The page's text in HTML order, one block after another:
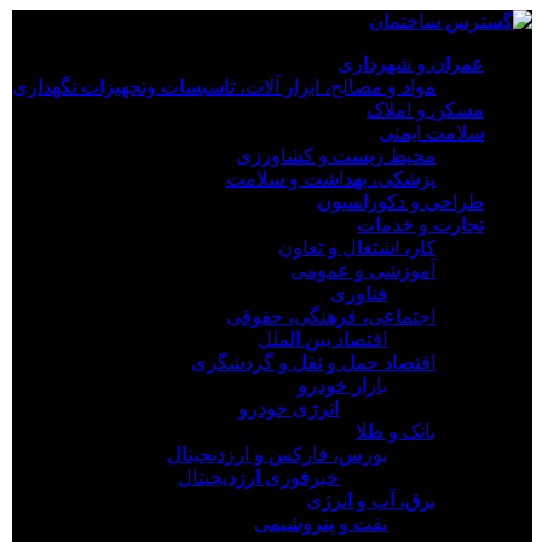
عمران و شهرداری
مواد و مصالح، ابزار آلات، تاسیسات وتجهیزات نگهداری
مسکن و املاک
سلامت ایمنی
محیط زیست و کشاورزی
پزشکی، بهداشت و سلامت
طراحی و دکوراسیون
تجارت و خدمات
کار، اشتغال و تعاون
آموزشی و عمومی
فناوری
اجتماعی، فرهنگی، حقوقی
اقتصاد بین الملل
اقتصاد حمل و نقل و گردشگری
بازار خودرو
انرژی خودرو
بانک و طلا
بورس، فارکس و ارزدیجیتال
خبرفوری ارزدیجیتال
برق، آب و انرژی
نفت و پتروشیمی
×
عمران و شهرداری
مواد و مصالح، ابزار آلات، تاسیسات وتجهیزات نگهداری
مسکن و املاک
سلامت ایمنی
محیط زیست و کشاورزی
پزشکی، بهداشت و سلامت
طراحی و دکوراسیون
تجارت و خدمات
کار، اشتغال و تعاون
آموزشی و عمومی
فناوری
اجتماعی، فرهنگی، حقوقی
اقتصاد بین الملل
اقتصاد حمل و نقل و گردشگری
بازار خودرو
بانک و طلا
بورس، فارکس و ارزدیجیتال
خبرفوری ارزدیجیتال
برق، آب و انرژی